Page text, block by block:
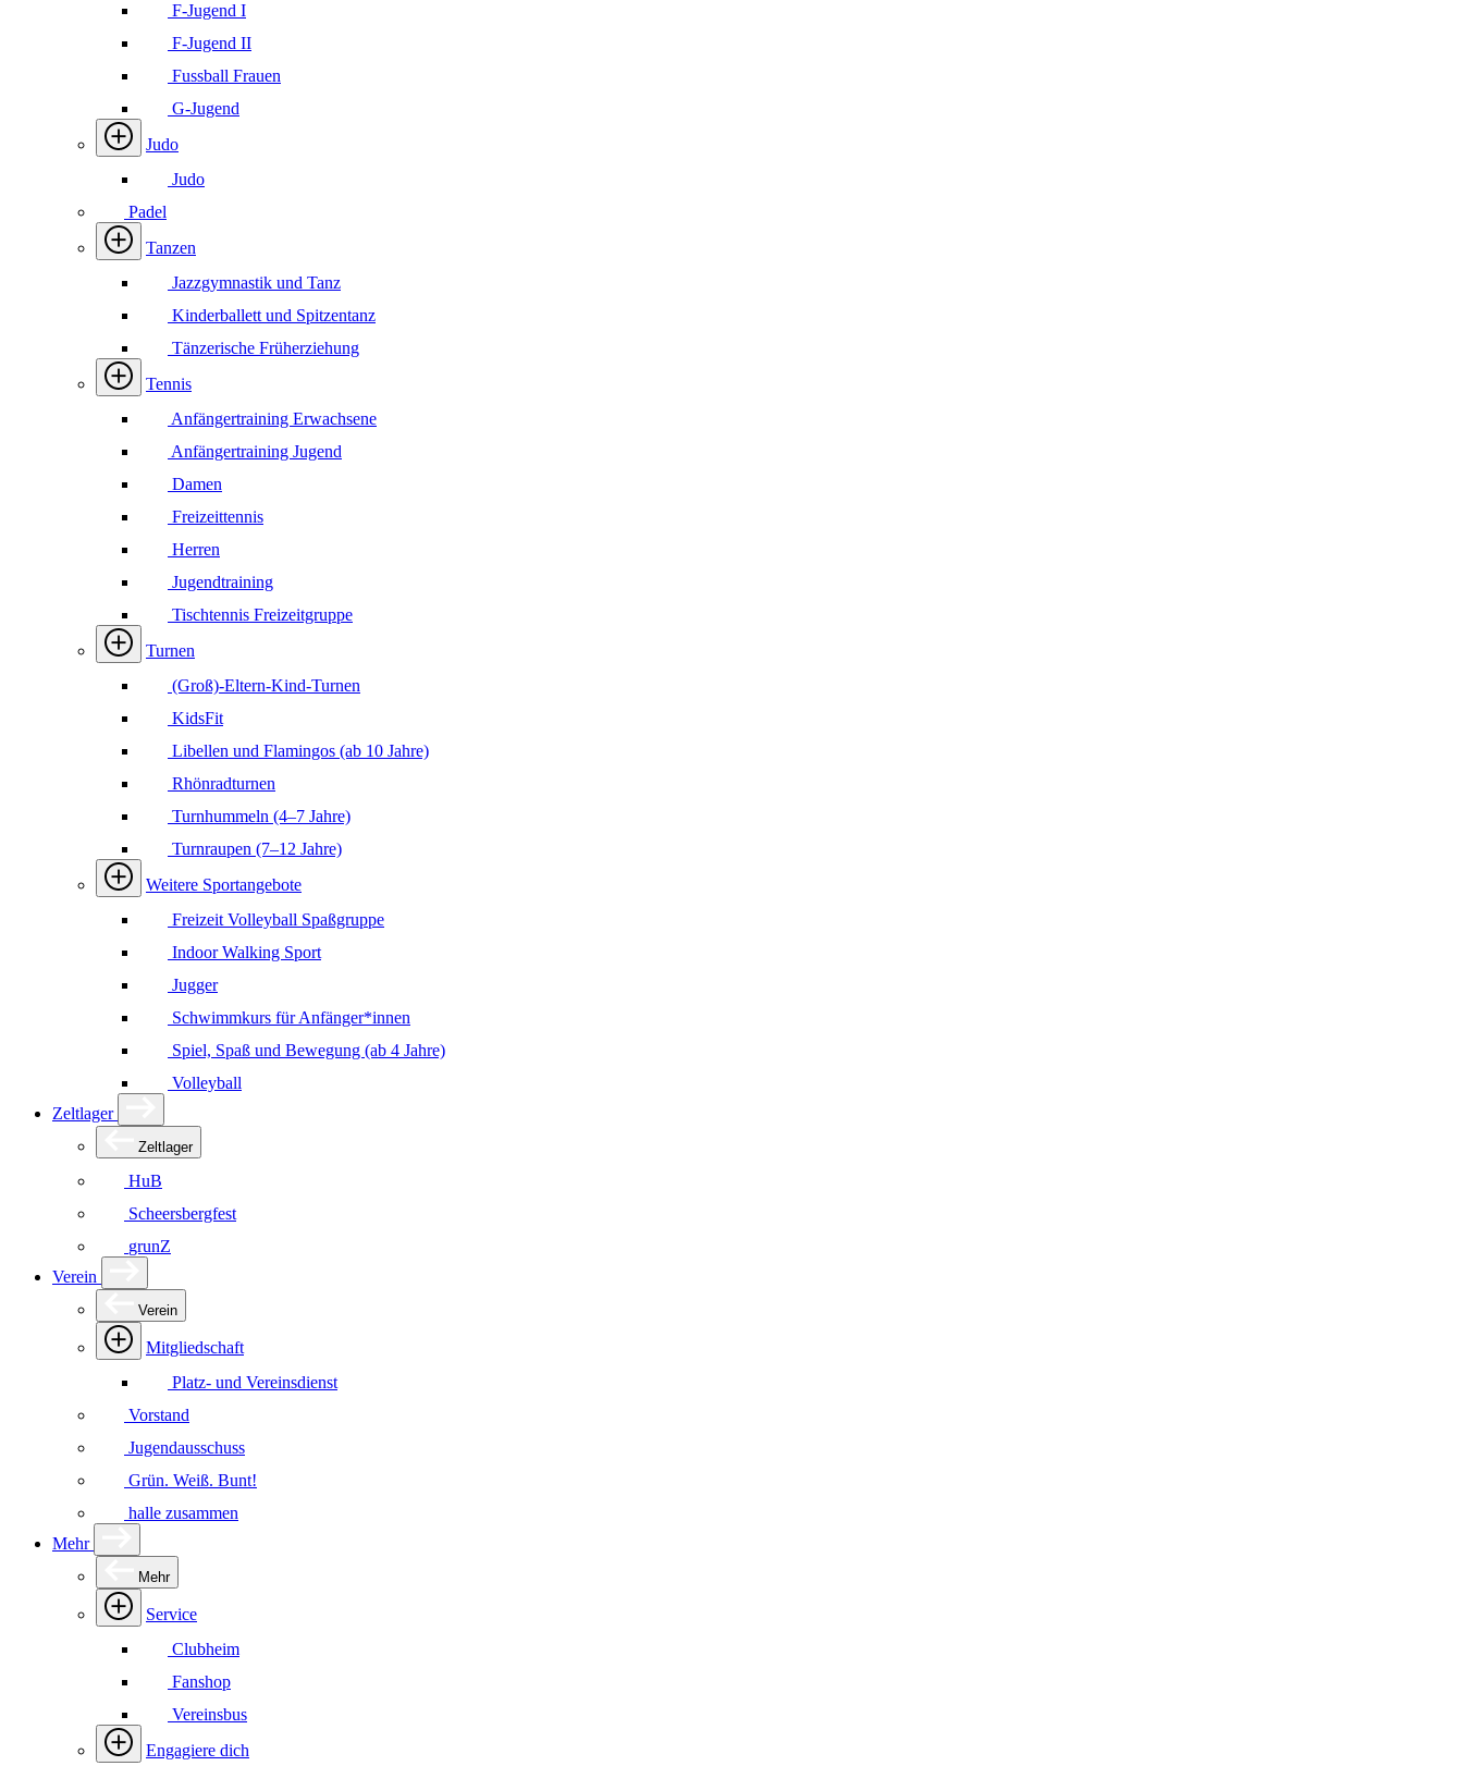
F-Jugend I
F-Jugend II
Fussball Frauen
G-Jugend
Judo
Judo
Padel
Tanzen
Jazzgymnastik und Tanz
Kinderballett und Spitzentanz
Tänzerische Früherziehung
Tennis
Anfängertraining Erwachsene
Anfängertraining Jugend
Damen
Freizeittennis
Herren
Jugendtraining
Tischtennis Freizeitgruppe
Turnen
(Groß)-Eltern-Kind-Turnen
KidsFit
Libellen und Flamingos (ab 10 Jahre)
Rhönradturnen
Turnhummeln (4–7 Jahre)
Turnraupen (7–12 Jahre)
Weitere Sportangebote
Freizeit Volleyball Spaßgruppe
Indoor Walking Sport
Jugger
Schwimmkurs für Anfänger*innen
Spiel, Spaß und Bewegung (ab 4 Jahre)
Volleyball
Zeltlager
Zeltlager
HuB
Scheersbergfest
grunZ
Verein
Verein
Mitgliedschaft
Platz- und Vereinsdienst
Vorstand
Jugendausschuss
Grün. Weiß. Bunt!
halle zusammen
Mehr
Mehr
Service
Clubheim
Fanshop
Vereinsbus
Engagiere dich